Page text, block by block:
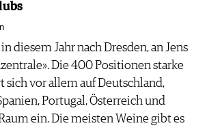
diesem Jahr nach Dresden, an Jens
Die 400 Positionen starke
sich vor allem auf Deutschland,
Portugal, Österreich und
ein. Die meisten Weine gibt es